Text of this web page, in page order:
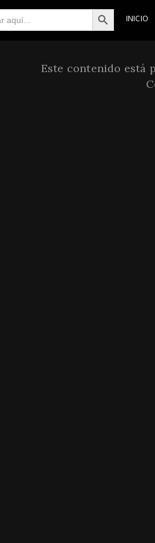
Botón de búsqueda
INICIO
Este contenido está